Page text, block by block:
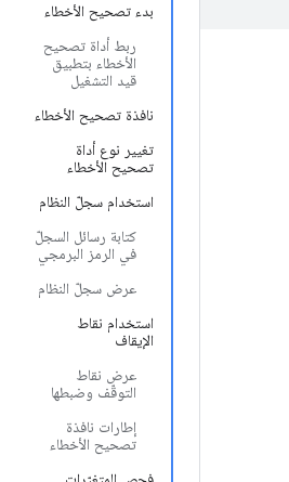
بدء تصحيح الأخطاء
ربط أداة تصحيح
الأخطاء بتطبيق
قيد التشغيل
نافذة تصحيح الأخطاء
تغيير نوع أداة
تصحيح الأخطاء
استخدام سجلّ النظام
كتابة رسائل السجلّ
في الرمز البرمجي
عرض سجلّ النظام
استخدام نقاط
الإيقاف
عرض نقاط
التوقّف وضبطها
إطارات نافذة
تصحيح الأخطاء